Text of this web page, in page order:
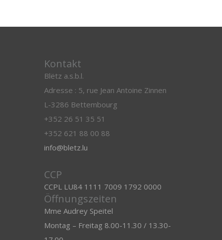
Kontakt
Blëtz a.s.b.l.
Adresse : 5, rue Jean Antoine Zinnen
L-3286 Bettembourg
+352 26 51 35 51
+352 621 88 00 88
info@bletz.lu
CCP
CCPL LU84 1111 7009 1792 0000
Öffnungszeiten
Mme Audrey Speitel
Montag – Freitag 8.00-11.30 / 13.30-